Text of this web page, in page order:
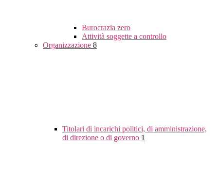
Burocrazia zero
Attività soggette a controllo
Organizzazione 8
Titolari di incarichi politici, di amministrazione,
di direzione o di governo 1